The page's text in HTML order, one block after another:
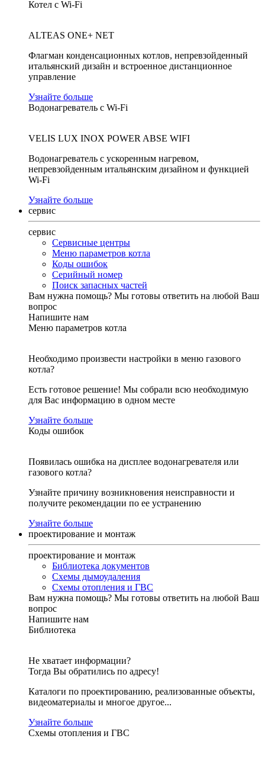
Котел с Wi-Fi
ALTEAS ONE+ NET
Флагман конденсационных котлов, непревзойденный
итальянский дизайн и встроенное дистанционное
управление
Узнайте больше
Водонагреватель с Wi-Fi
VELIS LUX INOX POWER ABSE WIFI
Водонагреватель с ускоренным нагревом,
непревзойденным итальянским дизайном и функцией
Wi-Fi
Узнайте больше
сервис
сервис
Сервисные центры
Меню параметров котла
Коды ошибок
Серийный номер
Поиск запасных частей
Вам нужна помощь? Мы готовы ответить на любой Ваш
вопрос
Напишите нам
Меню параметров котла
Необходимо произвести настройки в меню газового
котла?
Есть готовое решение! Мы собрали всю необходимую
для Вас информацию в одном месте
Узнайте больше
Коды ошибок
Появилась ошибка на дисплее водонагревателя или
газового котла?
Узнайте причину возникновения неисправности и
получите рекомендации по ее устранению
Узнайте больше
проектирование и монтаж
проектирование и монтаж
Библиотека документов
Схемы дымоудаления
Схемы отопления и ГВС
Вам нужна помощь? Мы готовы ответить на любой Ваш
вопрос
Напишите нам
Библиотека
Не хватает информации?
Тогда Вы обратились по адресу!
Каталоги по проектированию, реализованные объекты,
видеоматериалы и многое другое...
Узнайте больше
Схемы отопления и ГВС